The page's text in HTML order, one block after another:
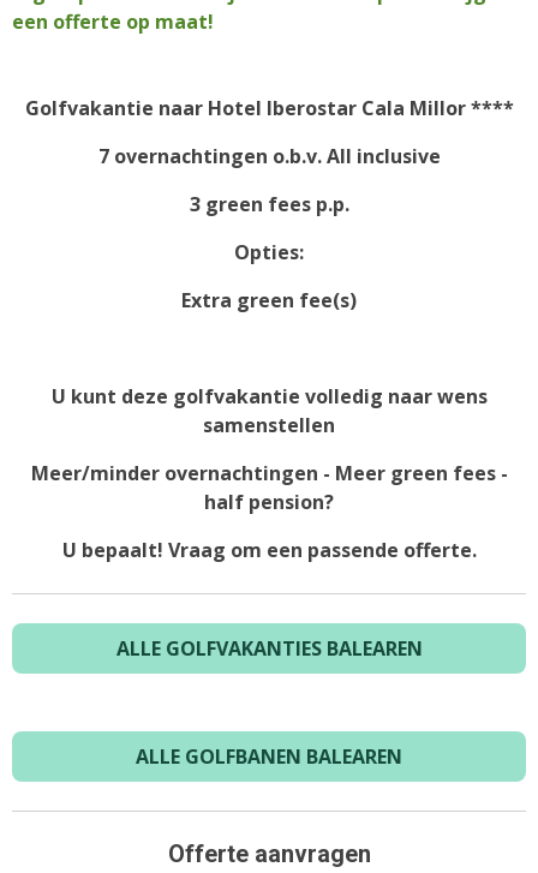
een offerte op maat!
Golfvakantie naar Hotel Iberostar Cala Millor ****
7 overnachtingen o.b.v. All inclusive
3 green fees p.p.
Opties:
Extra green fee(s)
U kunt deze golfvakantie volledig naar wens
samenstellen
Meer/minder overnachtingen - Meer green fees -
half pension?
U bepaalt! Vraag om een passende offerte.
ALLE GOLFVAKANTIES BALEAREN
ALLE GOLFBANEN BALEAREN
Offerte aanvragen